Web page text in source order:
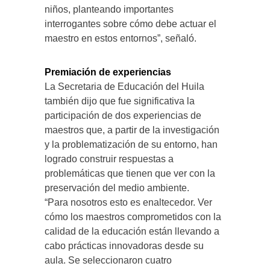
niños, planteando importantes
interrogantes sobre cómo debe actuar el
maestro en estos entornos”, señaló.
Premiación de experiencias
La Secretaria de Educación del Huila
también dijo que fue significativa la
participación de dos experiencias de
maestros que, a partir de la investigación
y la problematización de su entorno, han
logrado construir respuestas a
problemáticas que tienen que ver con la
preservación del medio ambiente.
“Para nosotros esto es enaltecedor. Ver
cómo los maestros comprometidos con la
calidad de la educación están llevando a
cabo prácticas innovadoras desde su
aula. Se seleccionaron cuatro